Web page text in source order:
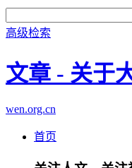
高级检索
文章 - 关于
wen.org.cn
首页